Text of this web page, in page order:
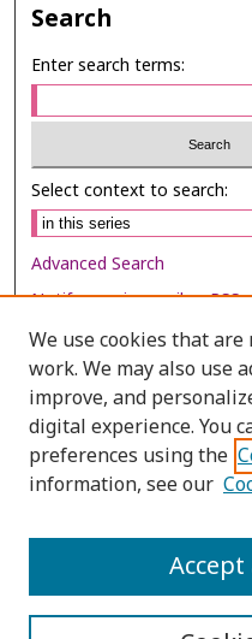
Search
Enter search terms:
Select context to search:
Advanced Search
Notify me via email orRSS
Browse
Collections
Disciplines
Authors
We use cookies that
work. We may also use
improve, and
digital experience. You
preferences using the
information, see our